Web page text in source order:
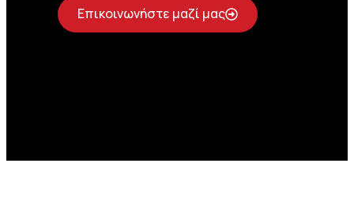
Επικοινωνήστε μαζί μας